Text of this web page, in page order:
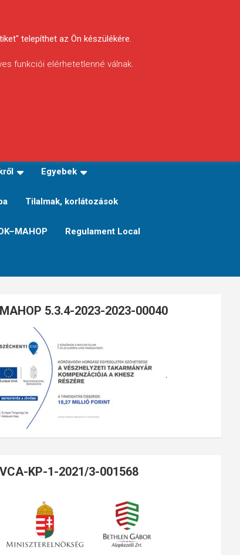
Egyebek
Tilalmak, korlátozások
Regulament Local
MAHOP 5.3.4-2023-2023-00040
VCA-KP-1-2021/3-001568
telepíthet az Ön készülékére.
funkciói elérhetetlenné válnak.